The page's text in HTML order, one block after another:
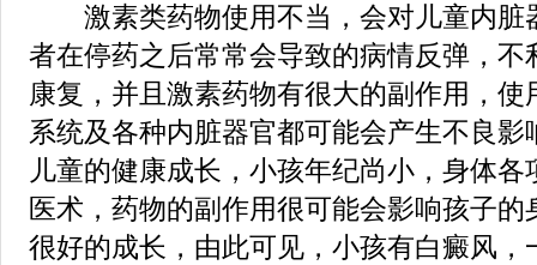
激素类药物使用不当，会对儿童内脏
者在停药之后常常会导致的病情反弹，不
康复，并且激素药物有很大的副作用，
系统及各种内脏器官都可能会产生不良
儿童的健康成长，小孩年纪尚小，身体
医术，药物的副作用很可能会影响孩子
很好的成长，由此可见，小孩有白癜风，